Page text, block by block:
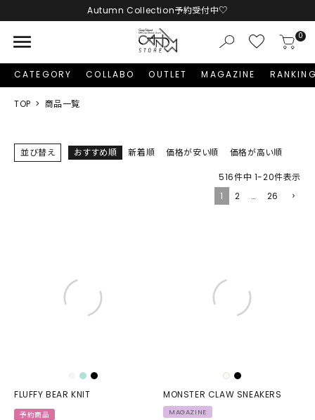
LINE友だち追加 + ID連携で1,000円OFFクーポンプレゼント
menu 0
CATEGORY COLLABO OUTLET MAGAZINE
TOP 商品一覧
並び替え おすすめ順 新着順 価格が安い順 価格が高い順
516件中 1-20件表示
1
2 … 26
FLUFFY BEAR KNIT
予約商品
MONSTER CLAW SNEAKERS
MAGAZINE